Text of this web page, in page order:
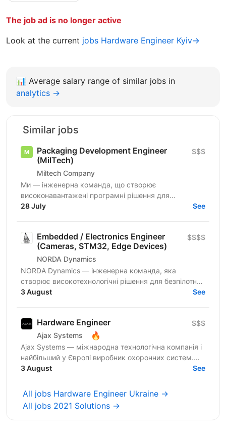
The job ad is no longer active
Look at the current jobs Hardware Engineer Kyiv→
📊 Average salary range of similar jobs in
analytics →
Similar jobs
Packaging Development Engineer
(MilTech)
Miltech Company
$$$
Ми — інженерна команда, що створює
високонавантажені програмні рішення для
автономних та edge-пристроїв. Ми шукаємо
28 July See
Embedded / Electronics Engineer
(Cameras, STM32, Edge Devices)
NORDA Dynamics
$$$$
NORDA Dynamics — інженерна команда, яка
створює високотехнологічні рішення для безпілотних
систем, автономної навігації та роботизованих
3 August See
Hardware Engineer
Ajax Systems 🔥
$$$
Ajax Systems — міжнародна технологічна компанія і
найбільший у Європі виробник охоронних систем.
Продуктам Ajax довіряють уже понад 4,5 мільйони
3 August See
All jobs Hardware Engineer Ukraine →
All jobs 2021 Solutions →